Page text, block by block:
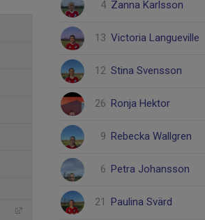
4 Zanna Karlsson
13 Victoria Langueville
12 Stina Svensson
26 Ronja Hektor
9 Rebecka Wallgren
6 Petra Johansson
21 Paulina Svärd